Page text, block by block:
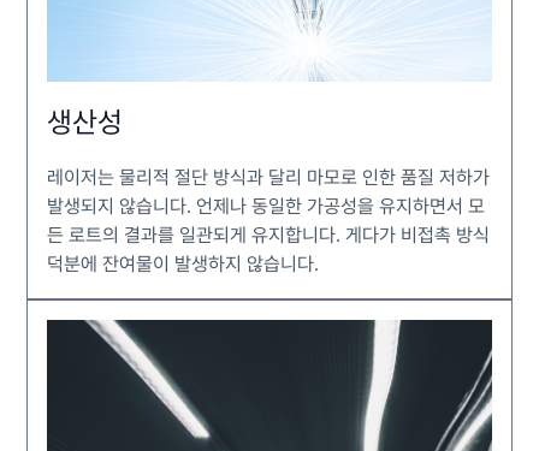
생산성
레이저는 물리적 절단 방식과 달리 마모로 인한 품질 저하가
발생되지 않습니다. 언제나 동일한 가공성을 유지하면서 모
든 로트의 결과를 일관되게 유지합니다. 게다가 비접촉 방식
덕분에 잔여물이 발생하지 않습니다.